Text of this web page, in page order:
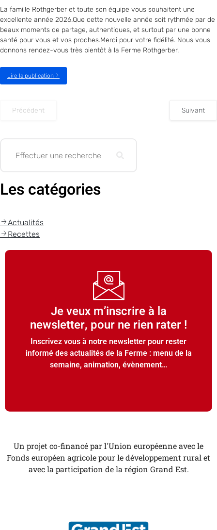
La famille Rothgerber et toute son équipe vous souhaitent une
excellente année 2026.Que cette nouvelle année soit rythmée par de
beaux moments de partage, authentiques, et surtout par une bonne
santé pour vous et vos proches.Merci pour votre fidélité. Nous vous
donnons rendez-vous très bientôt à la Ferme Rothgerber.
Lire la publication
Précédent Suivant
Les catégories
Actualités
Recettes
Je veux m’inscrire à la
newsletter, pour ne rien rater !
Inscrivez vous à notre newsletter pour rester
informé des actualités de la Ferme : menu de la
semaine, animation, évènement…
Un projet co-financé par l'Union européenne avec le
Fonds européen agricole pour le développement rural et
avec la participation de la région Grand Est.